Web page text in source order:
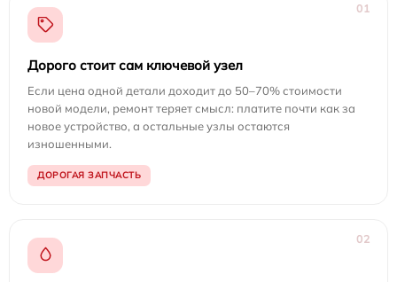
01
Дорого стоит сам ключевой узел
Если цена одной детали доходит до 50–70% стоимости
новой модели, ремонт теряет смысл: платите почти как за
новое устройство, а остальные узлы остаются
изношенными.
ДОРОГАЯ ЗАПЧАСТЬ
02